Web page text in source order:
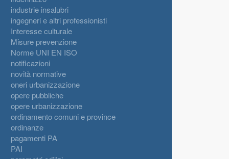
industrie insalubri
ingegneri e altri professionisti
Interesse culturale
Misure prevenzione
Norme UNI EN ISO
notificazioni
novità normative
oneri urbanizzazione
opere pubbliche
opere urbanizzazione
ordinamento comuni e province
ordinanze
pagamenti PA
PAI